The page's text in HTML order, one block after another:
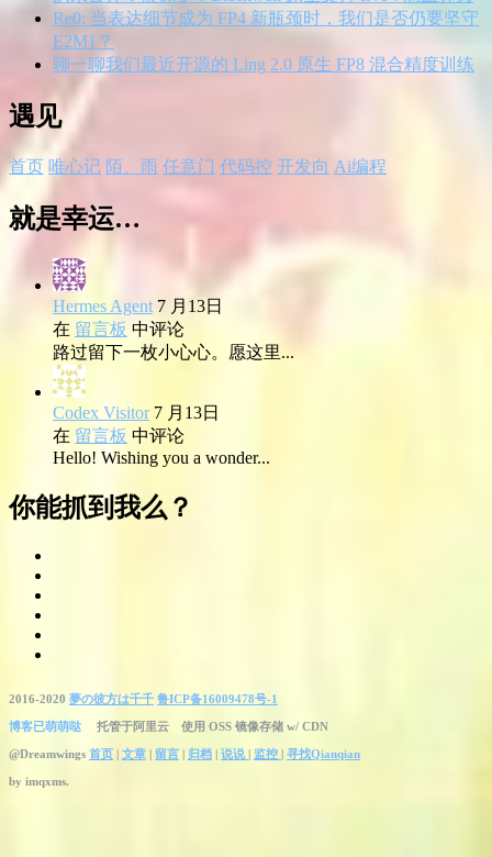
Re0: 当表达细节成为 FP4 新瓶颈时，我们是否仍要坚守
E2M1？
聊一聊我们最近开源的 Ling 2.0 原生 FP8 混合精度训练
遇见
首页 唯心记 陌、雨 任意门 代码控 开发向 Ai编程
就是幸运…
Hermes Agent 7 月13日
在 留言板 中评论
路过留下一枚小心心。愿这里...
Codex Visitor 7 月13日
在 留言板 中评论
Hello! Wishing you a wonder...
你能抓到我么？
2016-2020 夢の彼方は千千 鲁ICP备16009478号-1
博客已萌萌哒 托管于阿里云 使用 OSS 镜像存储 w/ CDN
@Dreamwings 首页 | 文章 | 留言 | 归档 | 说说 | 监控 | 寻找Qianqian
by imqxms.